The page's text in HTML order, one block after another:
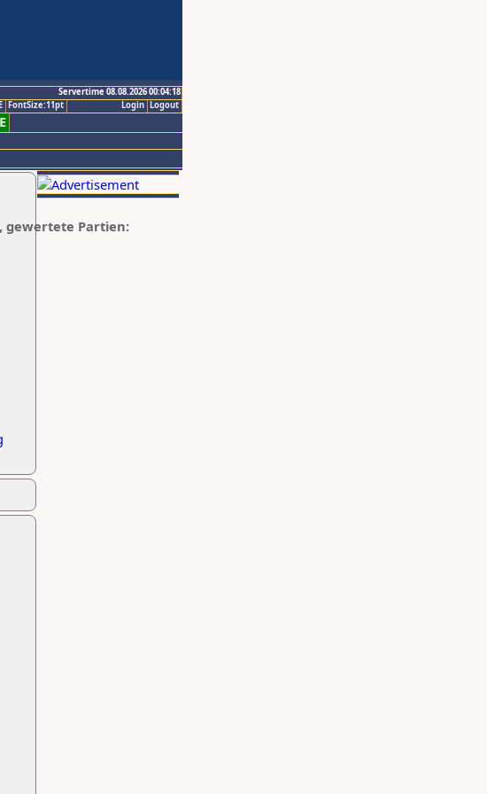
Servertime 08.08.2026 00:04:18
Logout
Login
FontSize:11pt
gewertete Partien: